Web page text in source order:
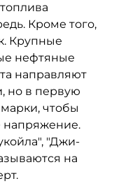
Кроме того,
Крупные
нефтяные
направляют
но в первую
чтобы
напряжение.
"Джи-
на